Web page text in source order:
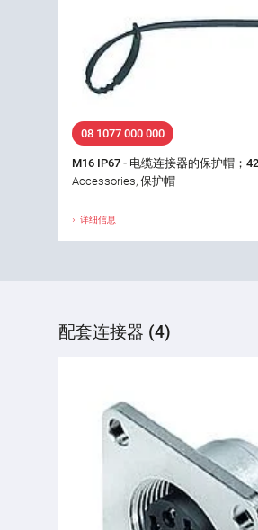
08 1077 000 000
M16 IP67 - 电缆连接器的保护帽；
Accessories, 保护帽
详细信息
配套连接器 (4)